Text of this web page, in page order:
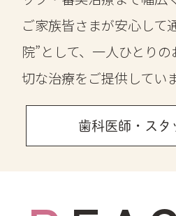
ご家族皆さまが安心して
院”として、一人ひとり
切な治療をご提供していま
歯科医師・スタ